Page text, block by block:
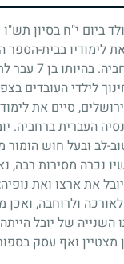
ביום י"ח בסיון תש"ו
לימודיו בבית-הספר
בהיותו בן7 עבר
לילדי העובדים
סיים את
העברית ברחביה.
לב ובעל חוש
נכרה מסירות רבה,
את ארצו ואת נופיה
ולרוחבה, ואכן
של יובל
מצטיין ואף עסק